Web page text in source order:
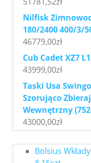
Nilfisk
180/2400 400/3/
46779,00zł
Cub Cadet XZ7
43999,00zł
Taski Usa
Szorująco
Wewnętrzny
43000,00zł
Bolsius